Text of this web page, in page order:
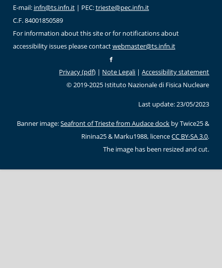
E-mail: infn@ts.infn.it| PEC:trieste@pec.infn.it
C.F. 84001850589
For information about this site or for notifications about
accessibility issues please contactwebmaster@ts.infn.it
Privacy (pdf) | Note Legali |Accessibility statement
© 2019-2025 Istituto Nazionale di Fisica Nucleare
Last update: 23/05/2023
Banner image:Seafront of Trieste from Audace dock by Twice25 &
Rinina25 & Marku1988, licenceCC BY-SA 3.0.
The image has been resized and cut.